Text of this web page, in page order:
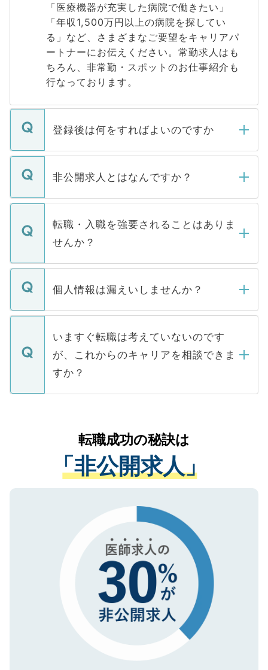
「医療機器が充実した病院で働きたい」
「年収1,500万円以上の病院を探してい
る」など、さまざまなご要望をキャリアパ
ートナーにお伝えください。常勤求人はも
ちろん、非常勤・スポットのお仕事紹介も
行なっております。
登録後は何をすればよいのですか
ご登録いただきましたら、弊社担当者がご
登録内容を確認し、その後メールもしくは
ます。通常、5営業日以内にはご連絡をせて
いただきますので、しばらくお待ちくださ
い。
非公開求人とはなんですか？
マイナビDOCTORで取り扱っている求人の
うち約3割は、Webサイトからご覧いただ
けない「非公開求人」です。非公開求人は
下記の理由によって、一般には公開してい
ません。
■応募殺到を避けるため 人気のある医療機
関を公にしてしまうと、応募が殺到する場
に、医療機関が求める条件に合った人材の
みを人材紹介会社に依頼するケースが増え
ています。
転職・入職を強要されることはありま
せんか？
転職・入職を強要することは一切ありませ
ん。また、仮に応募先から内定をいただい
定を承諾する必要はありません。内定先へ
の辞退の連絡はキャリアパートナーが行い
ますので、ご安心ください。
個人情報は漏えいしませんか？
個人情報が漏えいすることはありませんの
で、ご安心ください。当サイトからの登録
などで収集したご登録者様の個人情報は、
ご本人のキャリアアップおよび転職活動の
支援を目的に使用いたします。お預かりし
ているすべての個人データはご本人の許可
は、個人情報の取り扱いについての厳密な
管理基準を満たした事業者のみに付与され
る、プライバシーマークを取得済みです。
ご登録いただいた個人情報は、SSL（デー
で、機密保持に関してもご安心ください。
いますぐ転職は考えていないのです
が、これからのキャリアを相談できま
すか？
かがいして、現在の医療機関の状況や紹介
経験をまじえながら、適切なアドバイスを
させていただきます。すぐにご転職をされ
ない方には、長期的なサポートが可能です
ので、まずはご登録ください。
転職成功の秘訣は
「非公開求人」